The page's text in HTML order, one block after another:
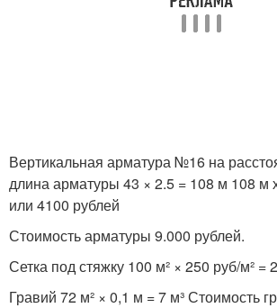
Вертикальная арматура №16 на
длина арматуры 43 × 2.5 = 108 м 108 м
или 4100 рублей
Стоимость арматуры 9.000 рублей.
Сетка под стяжку 100 м² × 250 руб/м² =
Гравий 72 м² × 0,1 м = 7 м³ Стоимость